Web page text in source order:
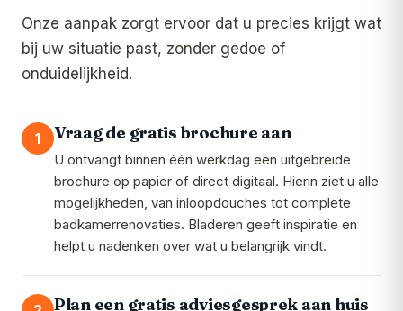
Onze aanpak zorgt ervoor dat u precies krijgt wat
bij uw situatie past, zonder gedoe of
onduidelijkheid.
1 Vraag de gratis brochure aan
U ontvangt binnen één werkdag een uitgebreide
brochure op papier of direct digitaal. Hierin ziet u alle
mogelijkheden, van inloopdouches tot complete
badkamerrenovaties. Bladeren geeft inspiratie en
helpt u nadenken over wat u belangrijk vindt.
Plan een gratis adviesgesprek aan huis